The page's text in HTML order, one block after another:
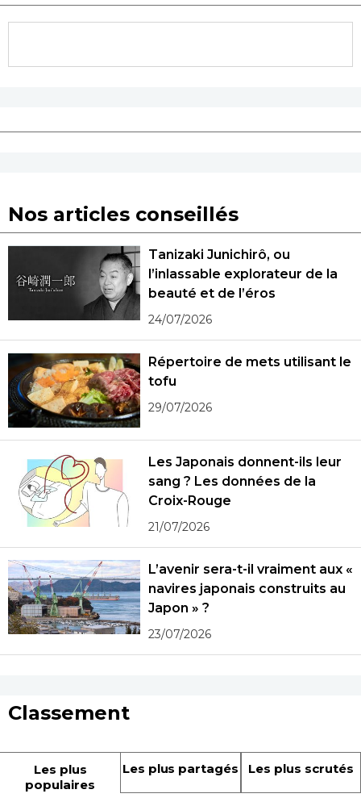
Nos articles conseillés
Tanizaki Junichirô, ou
l’inlassable explorateur de la
beauté et de l’éros
24/07/2026
Répertoire de mets utilisant le
tofu
29/07/2026
Les Japonais donnent-ils leur
sang ? Les données de la
Croix-Rouge
21/07/2026
L’avenir sera-t-il vraiment aux «
navires japonais construits au
Japon » ?
23/07/2026
Classement
Les plus
populaires
Les plus partagés Les plus scrutés